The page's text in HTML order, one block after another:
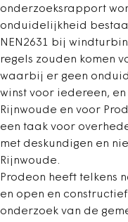
onderzoeksrapport
onduidelijkheid
NEN2631 bij
regels zouden komen
waarbij er geen
winst voor iedereen,
Rijnwoude en voor
een taak voor
met deskundigen en
Rijnwoude.
Prodeon heeft telkens
en open en
onderzoek van de